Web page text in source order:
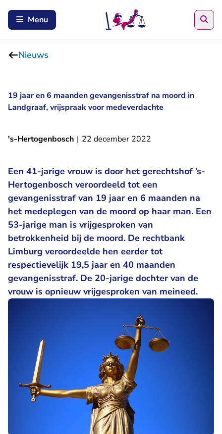
Menu
Nieuws
19 jaar en 6 maanden gevangenisstraf na moord in
Landgraaf, vrijspraak voor medeverdachte
's-Hertogenbosch | 22 december 2022
Een 41-jarige vrouw is door het gerechtshof ’s-
Hertogenbosch veroordeeld tot een
gevangenisstraf van 19 jaar en 6 maanden na
het medeplegen van de moord op haar man. Een
53-jarige man is vrijgesproken van
betrokkenheid bij de moord. De rechtbank
Limburg veroordeelde hen eerder tot
respectievelijk 19,5 jaar en 40 maanden
gevangenisstraf. De 20-jarige dochter van de
vrouw is opnieuw vrijgesproken van meineed.